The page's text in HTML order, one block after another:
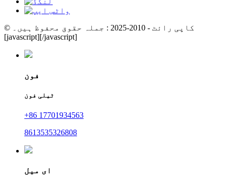
© کاپی رائٹ - 2010-2025 : جملہ حقوق محفوظ ہیں۔
[javascript][/javascript]
فون
ٹیلی فون
+86 17701934563
8613535326808
ای میل